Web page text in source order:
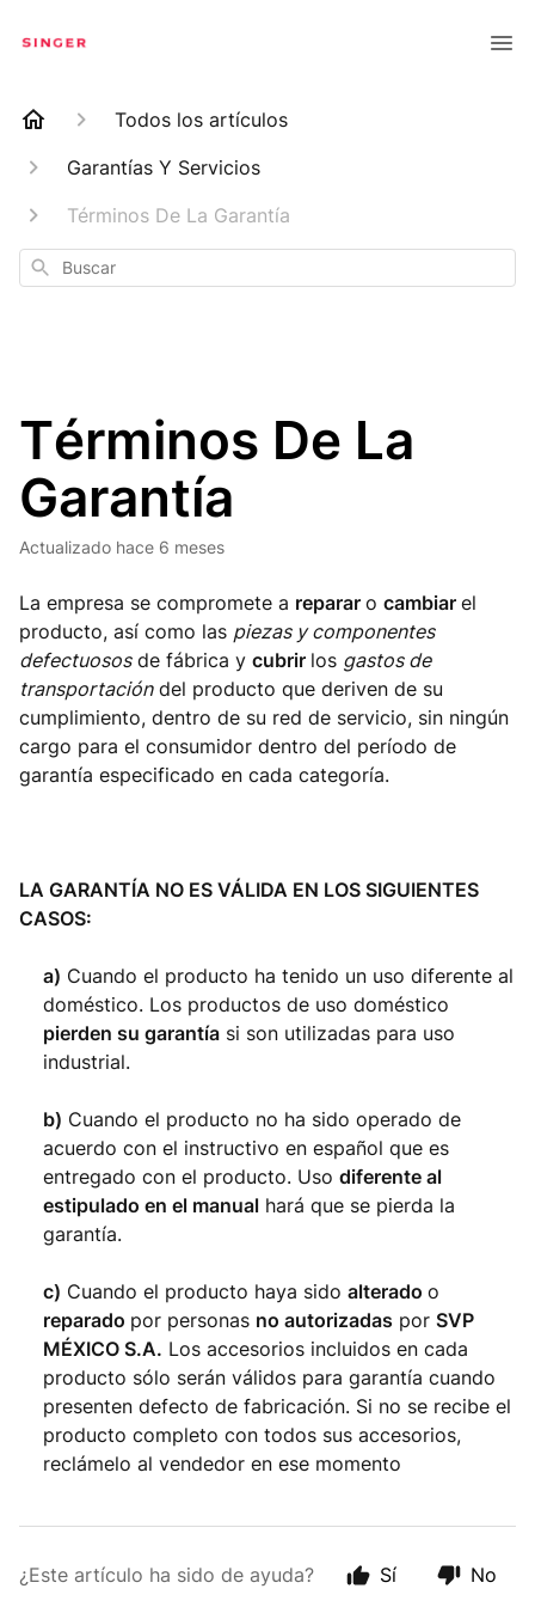
Todos los artículos
Garantías Y Servicios
Términos De La Garantía
Buscar
Términos De La
Garantía
Actualizado hace 6 meses
La empresa se compromete a reparar o cambiar el
producto, así como las piezas y componentes
defectuososde fábrica y cubrir los gastos de
transportacióndel producto que deriven de su
cumplimiento, dentro de su red de servicio, sin ningún
cargo para el consumidor dentro del período de
garantía especificado en cada categoría.
LA GARANTÍA NO ES VÁLIDA EN LOS SIGUIENTES
CASOS:
a) Cuando el producto ha tenido un uso diferente al
doméstico. Los productos de uso doméstico
pierden su garantía si son utilizadas para uso
industrial.
b) Cuando el producto no ha sido operado de
acuerdo con el instructivo en español que es
entregado con el producto. Uso diferente al
estipulado en el manual hará que se pierda la
garantía.
c) Cuando el producto haya sido alterado o
reparado por personas no autorizadas por SVP
MÉXICO S.A. Los accesorios incluidos en cada
producto sólo serán válidos para garantía cuando
presenten defecto de fabricación. Si no se recibe el
producto completo con todos sus accesorios,
reclámelo al vendedor en ese momento
¿Este artículo ha sido de ayuda? Sí No